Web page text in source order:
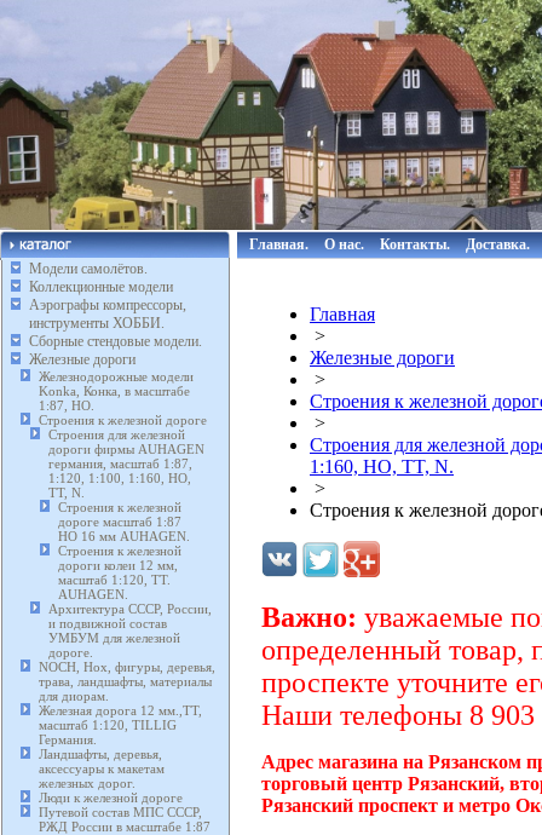
Модели самолётов.
Коллекционные модели
Аэрографы компрессоры,
инструменты ХОББИ.
Сборные стендовые модели.
Железные дороги
Железнодорожные модели
Konka, Конка, в масштабе
1:87, HO.
Строения к железной дороге
Строения для железной
дороги фирмы AUHAGEN
германия, масштаб 1:87,
1:120, 1:100, 1:160, HO,
TT, N.
Строения к железной
дороге масштаб 1:87
HO 16 мм AUHAGEN.
Строения к железной
дороги колеи 12 мм,
масштаб 1:120, TT.
AUHAGEN.
Архитектура СССР, России,
и подвижной состав
УМБУМ для железной
дороге.
NOCH, Нох, фигуры, деревья,
трава, ландшафты, материалы
для диорам.
Железная дорога 12 мм.,TT,
масштаб 1:120, TILLIG
Германия.
Ландшафты, деревья,
аксессуары к макетам
железных дорог.
Люди к железной дороге
Путевой состав МПС СССР,
РЖД России в масштабе 1:87
Главная. О нас. Контакты. Доставка.
Главная
>
Железные дороги
>
Строения к железной
>
Строения для железной
1:160, HO, TT, N.
>
Строения к железной
Важно: уважаемые
определенный товар,
проспекте уточните
Наши телефоны 8 903
Адрес магазина на Рязанском
торговый центр Рязанский,
Рязанский проспект и метро